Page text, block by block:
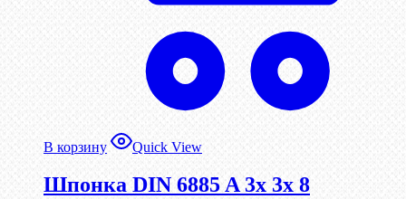
В корзину Quick View
Шпонка DIN 6885 A 3x 3x 8